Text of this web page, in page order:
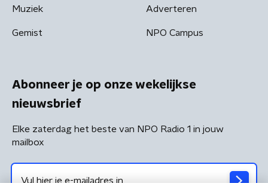
Muziek
Gemist
Adverteren
NPO Campus
Abonneer je op onze wekelijkse
nieuwsbrief
Elke zaterdag het beste van NPO Radio 1 in jouw
mailbox